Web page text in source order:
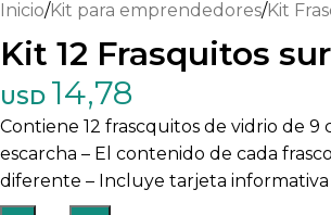
Inicio/Kit para emprendedores/Kit
Kit 12 Frasquitos
USD 14,78
Contiene 12 frascquitos de vidrio de 9
escarcha – El contenido de cada
diferente – Incluye tarjeta informativa